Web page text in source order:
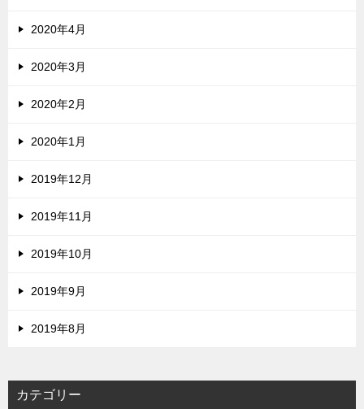
2020年4月
2020年3月
2020年2月
2020年1月
2019年12月
2019年11月
2019年10月
2019年9月
2019年8月
カテゴリー